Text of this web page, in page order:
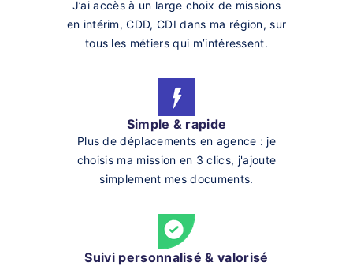
J’ai accès à un large choix de missions
en intérim, CDD, CDI dans ma région, sur
tous les métiers qui m’intéressent.
Simple & rapide
Plus de déplacements en agence : je
choisis ma mission en 3 clics, j'ajoute
simplement mes documents.
Suivi personnalisé & valorisé